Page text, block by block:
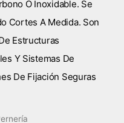
O Inoxidable. Se
Cortes A Medida. Son
Estructuras
Y Sistemas De
De Fijación Seguras